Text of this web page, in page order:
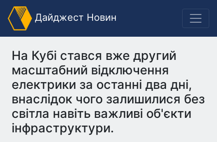
Дайджест Новин
На Кубі стався вже другий
масштабний відключення
електрики за останні два дні,
внаслідок чого залишилися без
світла навіть важливі об'єкти
інфраструктури.